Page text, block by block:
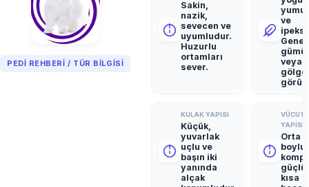
PEDI REHBERI / TÜR BILGISI
Sakin,
nazik,
sevecen ve
uyumludur.
Huzurlu
ortamları
sever.
ve
veya
KULAK YAPISI
Küçük,
yuvarlak
uçlu ve
başın iki
yanında
alçak
VÜCUT
YAPISI
Orta
boylu,
güçlü
kısa